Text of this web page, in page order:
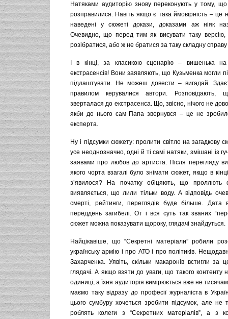
Натяками аудиторію знову переконують у тому,
розправилися. Навіть якщо є така ймовірність – це
наведені у сюжеті докази, доказами аж ніяк
Очевидно, що перед тим як висувати таку версію,
розібратися, або ж не братися за таку складну справу
І в кінці, за класикою сценарію – вишенька на
екстрасенсів! Вони заявляють, що Кузьменка могли
підлаштувати. Не можеш довести – вигадай.
правилом керувалися автори. Розповідають,
зверталася до екстрасенса. Що, звісно, нічого не
якби до нього сам Папа звернувся – це не
експерта.
Ну і підсумки сюжету: пролити світло на загадкову
усе неоднозначно, одні й ті самі натяки, змішані із
заявами про любов до артиста. Після перегляду
якого чорта взагалі було знімати сюжет, якщо в
з’явилося? На початку обіцяють, що проллють
виявляється, що лили тільки воду. А відповідь
смерті, рейтинги, переглядів буде більше. Дата
переддень загибелі. От і вся суть так званих
сюжет можна показувати щороку, глядачі знайдуться.
Найцікавіше, що “Секретні матеріали” робили
українську армію і про АТО і про політиків.
Захарченка. Уявіть, скільки макаронів встигли за
глядачі. А якщо взяти до уваги, що такого контенту
одиниці, а їхня аудиторія вимірюється вже не
маємо таку відразу до професії журналіста в
цього сумбуру хочеться зробити підсумок, але не
роблять колеги з “Секретних матеріалів”, а з